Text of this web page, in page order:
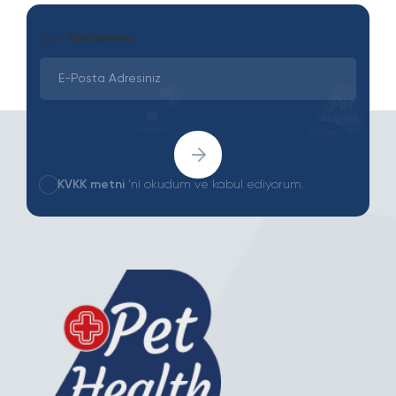
Son Yazılarımız
KVKK metni 'ni okudum ve kabul ediyorum.